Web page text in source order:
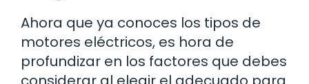
Ahora que ya conoces los tipos de
motores eléctricos, es hora de
profundizar en los factores que debes